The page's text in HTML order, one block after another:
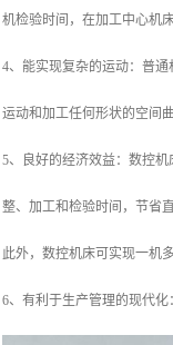
机检验时间，在加工中心机
4、能实现复杂的运动：普
运动和加工任何形状的空间
5、良好的经济效益：数控
整、加工和检验时间，节省
此外，数控机床可实现一机
6、有利于生产管理的现代